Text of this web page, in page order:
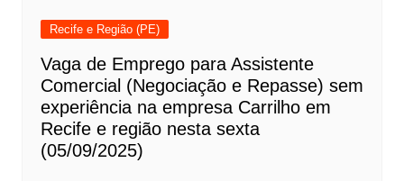
Recife e Região (PE)
Vaga de Emprego para Assistente
Comercial (Negociação e Repasse) sem
experiência na empresa Carrilho em
Recife e região nesta sexta
(05/09/2025)